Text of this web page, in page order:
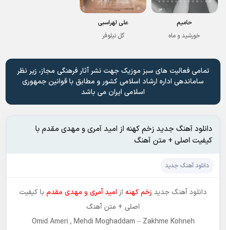
حامیم
خورشید و ماه
علی لهراسبی
گل نیلوفر
تمامی فعالیت های سبز موزیک جهت نشر آثار فرهنگی مجاز، زیر نظر
ساماندهی اداره ارشاد اسلامی کشور و مطابق با قوانین جمهوری
اسلامی ایران می باشد
دانلود آهنگ جدید زخم کهنه از امید آمری و مهدی مقدم با
کیفیت اصلی + متن آهنگ
دانلود آهنگ جدید
دانلود آهنگ جدید زخم کهنه از امید آمری و مهدی مقدم با کیفیت
اصلی + متن آهنگ
Omid Ameri , Mehdi Moghaddam – Zakhme Kohneh